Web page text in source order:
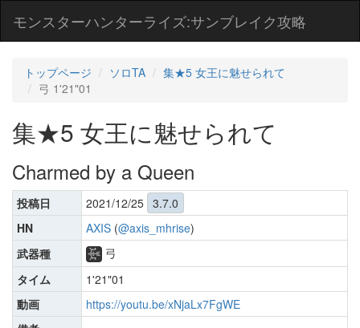
モンスターハンターライズ:サンブレイク攻略
トップページ ソロTA
集★5 女王に魅せられて
弓 1'21"01
集★5 女王に魅せられて
Charmed by a Queen
投稿日 2021/12/25 3.7.0
HN
AXIS (@axis_mhrise)
武器種
弓
タイム
1'21"01
動画
https://youtu.be/xNjaLx7FgWE